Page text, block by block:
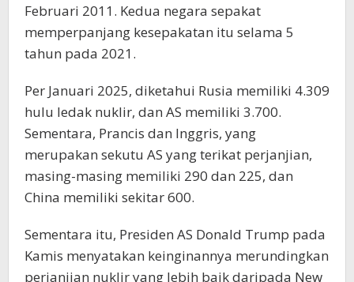
Februari 2011. Kedua negara sepakat
memperpanjang kesepakatan itu selama 5
tahun pada 2021.
Per Januari 2025, diketahui Rusia memiliki 4.309
hulu ledak nuklir, dan AS memiliki 3.700.
Sementara, Prancis dan Inggris, yang
merupakan sekutu AS yang terikat perjanjian,
masing-masing memiliki 290 dan 225, dan
China memiliki sekitar 600.
Sementara itu, Presiden AS Donald Trump pada
Kamis menyatakan keinginannya merundingkan
perjanjian nuklir yang lebih baik daripada New